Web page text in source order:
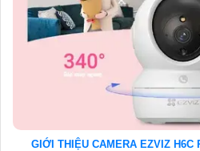
GIỚI THIỆU CAMERA EZVIZ H6C